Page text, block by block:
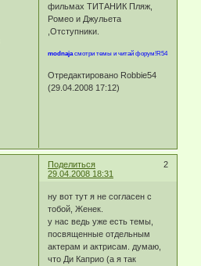
фильмах ТИТАНИК Пляж,
Ромео и Джульета
,Отступники.
modnajaсмотри темы и читай форум!R54
Отредактировано Robbie54
(29.04.2008 17:12)
Поделиться
2
29.04.2008 18:31
ну вот тут я не согласен с
тобой, Женек.
у нас ведь уже есть темы,
посвященные отдельным
актерам и актрисам. думаю,
что Ди Каприо (а я так